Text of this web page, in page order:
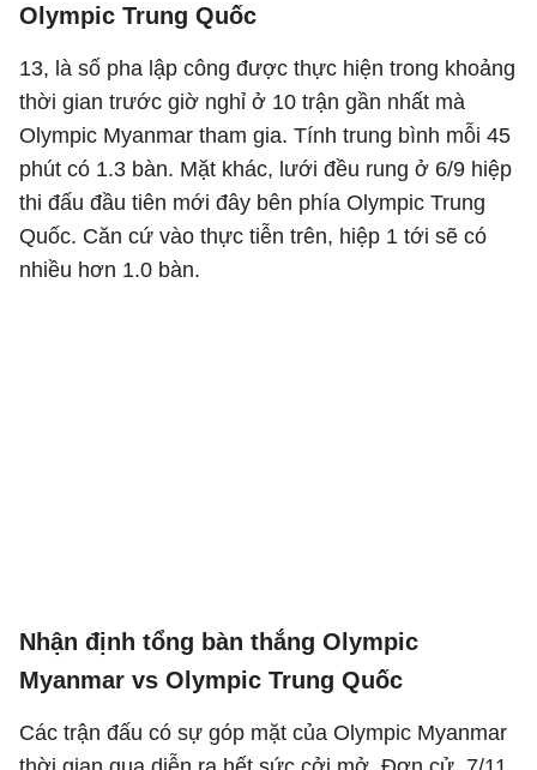
Olympic Trung Quốc
13, là số pha lập công được thực hiện trong khoảng
thời gian trước giờ nghỉ ở 10 trận gần nhất mà
Olympic Myanmar tham gia. Tính trung bình mỗi 45
phút có 1.3 bàn. Mặt khác, lưới đều rung ở 6/9 hiệp
thi đấu đầu tiên mới đây bên phía Olympic Trung
Quốc. Căn cứ vào thực tiễn trên, hiệp 1 tới sẽ có
nhiều hơn 1.0 bàn.
Nhận định tổng bàn thắng Olympic
Myanmar vs Olympic Trung Quốc
Các trận đấu có sự góp mặt của Olympic Myanmar